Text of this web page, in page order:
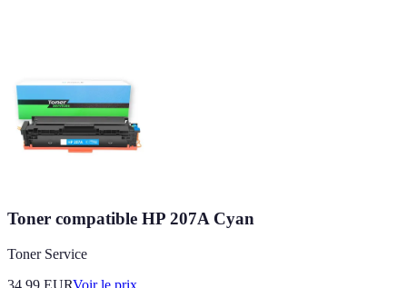
Toner compatible HP 207A Cyan
Toner Service
34.99 EURVoir le prix